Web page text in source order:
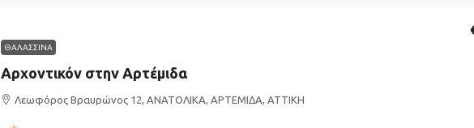
ΘΑΛΑΣΣΙΝΑ
Αρχοντικόν στην Αρτέμιδα
Λεωφόρος Βραυρώνος 12, ΑΝΑΤΟΛΙΚΑ, ΑΡΤΕΜΙΔΑ, ΑΤΤΙΚΗ